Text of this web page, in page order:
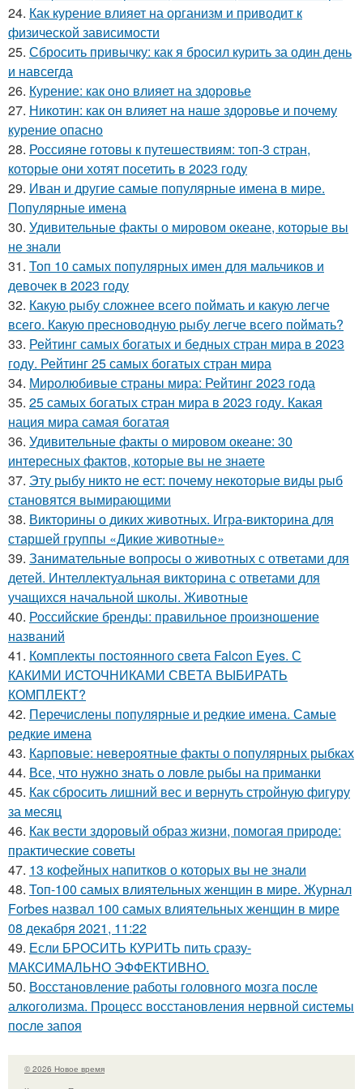
24. Как курение влияет на организм и приводит к
физической зависимости
25. Сбросить привычку: как я бросил курить за один день
и навсегда
26. Курение: как оно влияет на здоровье
27. Никотин: как он влияет на наше здоровье и почему
курение опасно
28. Россияне готовы к путешествиям: топ-3 стран,
которые они хотят посетить в 2023 году
29. Иван и другие самые популярные имена в мире.
Популярные имена
30. Удивительные факты о мировом океане, которые вы
не знали
31. Топ 10 самых популярных имен для мальчиков и
девочек в 2023 году
32. Какую рыбу сложнее всего поймать и какую легче
всего. Какую пресноводную рыбу легче всего поймать?
33. Рейтинг самых богатых и бедных стран мира в 2023
году. Рейтинг 25 самых богатых стран мира
34. Миролюбивые страны мира: Рейтинг 2023 года
35. 25 самых богатых стран мира в 2023 году. Какая
нация мира самая богатая
36. Удивительные факты о мировом океане: 30
интересных фактов, которые вы не знаете
37. Эту рыбу никто не ест: почему некоторые виды рыб
становятся вымирающими
38. Викторины о диких животных. Игра-викторина для
старшей группы «Дикие животные»
39. Занимательные вопросы о животных с ответами для
детей. Интеллектуальная викторина с ответами для
учащихся начальной школы. Животные
40. Российские бренды: правильное произношение
названий
41. Комплекты постоянного света Falcon Eyes. С
КАКИМИ ИСТОЧНИКАМИ СВЕТА ВЫБИРАТЬ
КОМПЛЕКТ?
42. Перечислены популярные и редкие имена. Самые
редкие имена
43. Карповые: невероятные факты о популярных рыбках
44. Все, что нужно знать о ловле рыбы на приманки
45. Как сбросить лишний вес и вернуть стройную фигуру
за месяц
46. Как вести здоровый образ жизни, помогая природе:
практические советы
47. 13 кофейных напитков о которых вы не знали
48. Топ-100 самых влиятельных женщин в мире. Журнал
Forbes назвал 100 самых влиятельных женщин в мире
08 декабря 2021, 11:22
49. Если БРОСИТЬ КУРИТЬ пить сразу-
МАКСИМАЛЬНО ЭФФЕКТИВНО.
50. Восстановление работы головного мозга после
алкоголизма. Процесс восстановления нервной системы
после запоя
© 2026 Новое время